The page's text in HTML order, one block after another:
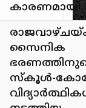
കാരണമായി.
സൈനിക
സ്കൂൾ-